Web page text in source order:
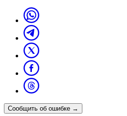
Сообщить об ошибке →